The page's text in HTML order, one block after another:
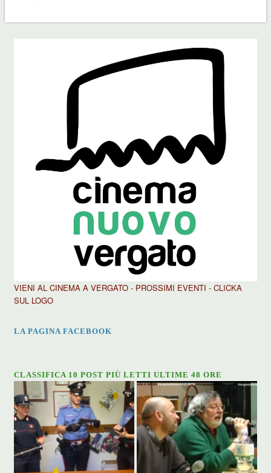
VIENI AL CINEMA A VERGATO - PROSSIMI EVENTI - CLICKA
SUL LOGO
LA PAGINA FACEBOOK
CLASSIFICA 10 POST PIÙ LETTI ULTIME 48 ORE